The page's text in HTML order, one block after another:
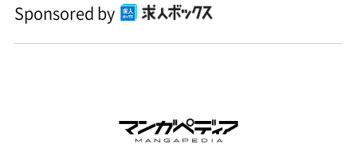
Sponsored by